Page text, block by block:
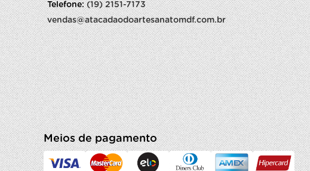
Telefone:(19) 2151-7173
vendas@atacadaodoartesanatomdf.com.br
Meios de pagamento